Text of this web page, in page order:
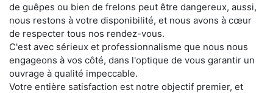
de guêpes ou bien de frelons peut être dangereux, aussi,
nous restons à votre disponibilité, et nous avons à cœur
de respecter tous nos rendez-vous.
C'est avec sérieux et professionnalisme que nous nous
engageons à vos côté, dans l'optique de vous garantir un
ouvrage à qualité impeccable.
Votre entière satisfaction est notre objectif premier, et